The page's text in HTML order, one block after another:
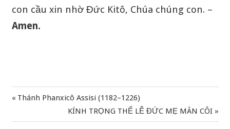
con cầu xin nhờ Đức Kitô, Chúa chúng con. –
Amen.
Điều
hướng
Previous
Thánh Phanxicô Assisi (1182–1226)
Next
Post:
KÍNH TRỌNG THỂ LỄ ĐỨC MẸ MÂN CÔI